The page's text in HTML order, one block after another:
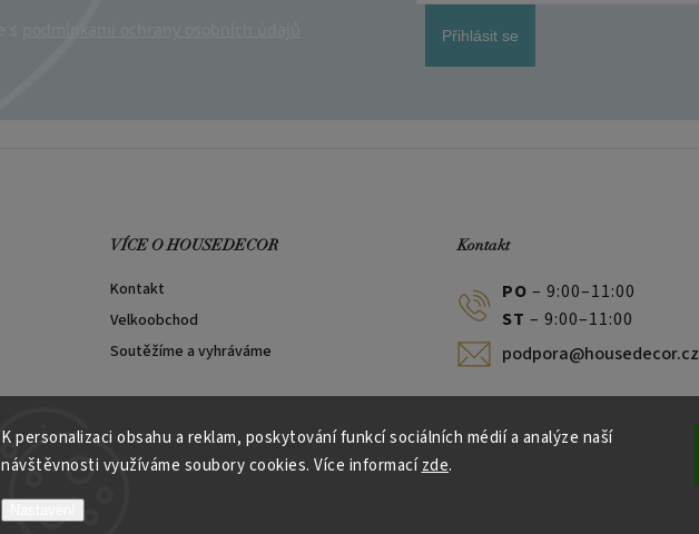
K personalizaci obsahu a reklam, poskytování funkcí sociálních médií a analýze naší
návštěvnosti využíváme soubory cookies. Více informacízde.
Přihlásit se
VÍCE O HOUSEDECOR
Kontakt
Velkoobchod
Soutěžíme a vyhráváme
Kontakt
PO – 9:00–11:00
ST – 9:00–11:00
podpora@housedecor.cz